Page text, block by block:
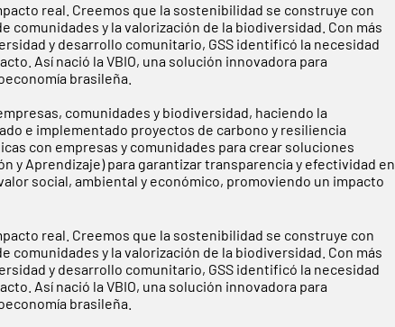
real. Creemos que la sostenibilidad se construye con
y la valorización de la biodiversidad. Con más
y desarrollo comunitario, GSS identificó la necesidad
Así nació la VBIO, una solución innovadora para
brasileña.
comunidades y biodiversidad, haciendo la
e implementado proyectos de carbono y resiliencia
con empresas y comunidades para crear soluciones
y Aprendizaje) para garantizar transparencia y efectividad en
social, ambiental y económico, promoviendo un impacto
real. Creemos que la sostenibilidad se construye con
y la valorización de la biodiversidad. Con más
y desarrollo comunitario, GSS identificó la necesidad
Así nació la VBIO, una solución innovadora para
brasileña.